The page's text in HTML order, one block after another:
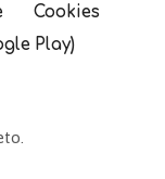
Cookies
Play)